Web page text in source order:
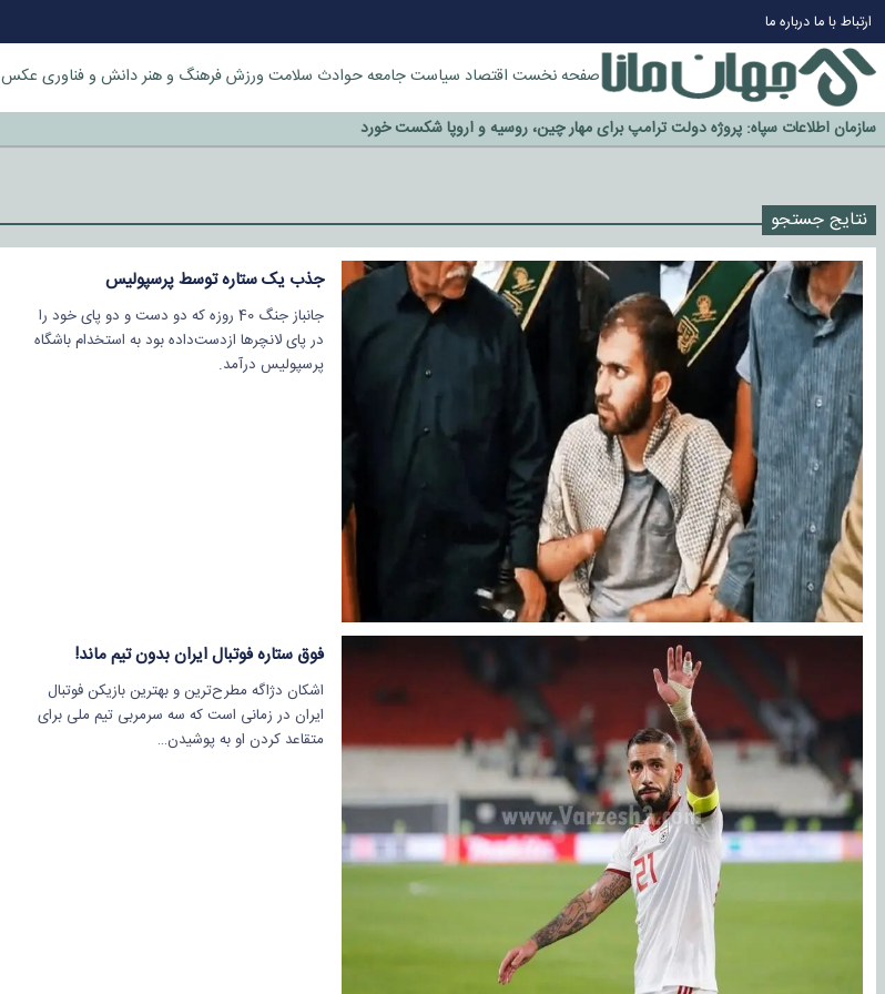
ارتباط با مادرباره ما
صفحه نخست اقتصاد سیاستجامعهحوادث سلامت ورزشفرهنگ و هنردانش و فناوری عکس
چرا طلا دوباره افزایشی شد؟
گزینه جدایی اوسمار روی میز مدیران پرسپولیس
آیا رئیس جمهور آمریکا قانون را دور می‌زند؟
اخراج رسمی چهره نامدار از پرسپولیس
سازمان اطلاعات سپاه: پروژه دولت ترامپ برای مهار چین، روسیه و اروپا شکست خورد
نتایج جستجو
جذب یک ستاره توسط پرسپولیس
جانباز جنگ 40 روزه که دو دست و دو پای خود را
در پای لانچرها ازدست‌داده بود به استخدام باشگاه
پرسپولیس درآمد.
فوق ستاره فوتبال ایران بدون تیم ماند!
اشکان دژاگه مطرح‌ترین و بهترین بازیکن فوتبال
ایران در زمانی است که سه سرمربی تیم ملی برای
متقاعد کردن او به پوشیدن…